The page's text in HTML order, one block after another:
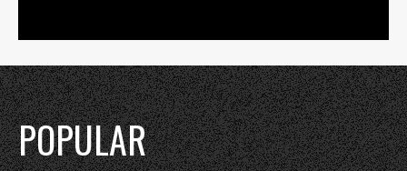
POPULAR